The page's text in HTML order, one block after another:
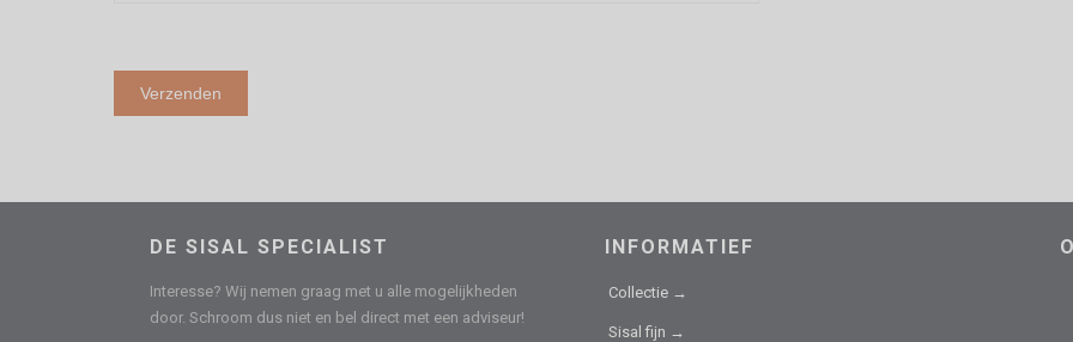
DE SISAL SPECIALIST
Interesse? Wij nemen graag met u alle mogelijkheden
door. Schroom dus niet en bel direct met een adviseur!
INFORMATIEF
Collectie →
Sisal fijn →